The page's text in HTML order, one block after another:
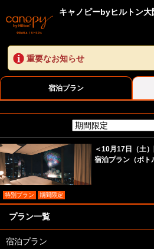
キャノピーbyヒルトン大
重要なお知らせ
宿泊プラン
＜10月17日（土
宿泊プラン（ボト
特別プラン 期間限定
プラン一覧
宿泊プラン